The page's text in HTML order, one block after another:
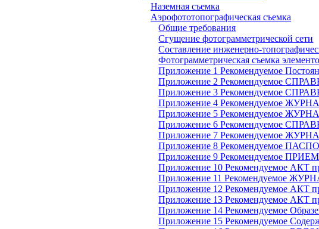
Наземная съемка
Аэрофототопографическая съемка
Общие требования
Сгущение фотограмметрической сети
Составление инженерно-
Фотограмметрическая съемка
Приложение 1 Рекомендуемое
Приложение 2 Рекомендуемое
Приложение 3 Рекомендуемое
Приложение 4 Рекомендуемое ЖУРНАЛ
Приложение 5 Рекомендуемое ЖУРНАЛ
Приложение 6 Рекомендуемое
Приложение 7 Рекомендуемое
Приложение 8 Рекомендуемое
Приложение 9 Рекомендуемое
Приложение 10 Рекомендуемое АКТ
Приложение 11 Рекомендуемое
Приложение 12 Рекомендуемое АКТ
Приложение 13 Рекомендуемое АКТ
Приложение 14 Рекомендуемое
Приложение 15 Рекомендуемое